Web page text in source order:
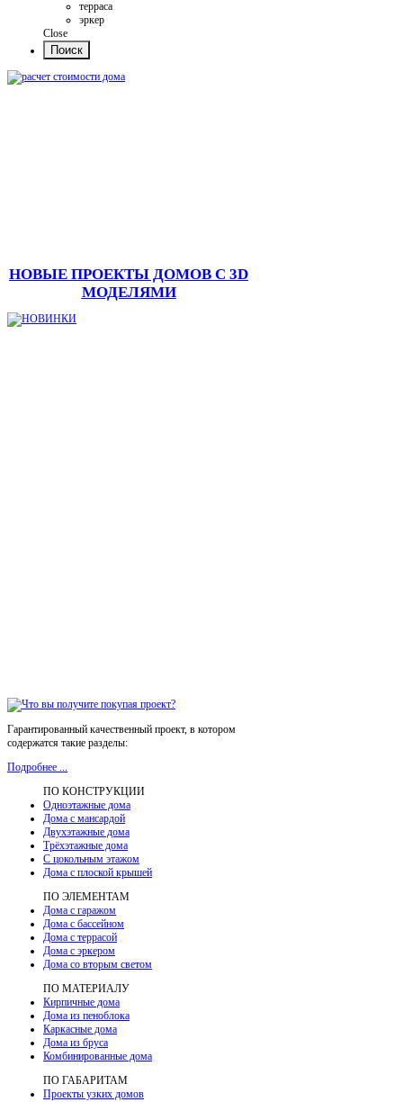
терраса
эркер
Close
НОВЫЕ ПРОЕКТЫ ДОМОВ С 3D
МОДЕЛЯМИ
Гарантированный качественный проект, в котором
содержатся такие разделы:
Подробнее ...
ПО КОНСТРУКЦИИ
Одноэтажные дома
Дома с мансардой
Двухэтажные дома
Трёхэтажные дома
С цокольным этажом
Дома с плоской крышей
ПО ЭЛЕМЕНТАМ
Дома с гаражом
Дома с бассейном
Дома с террасой
Дома с эркером
Дома со вторым светом
ПО МАТЕРИАЛУ
Кирпичные дома
Дома из пеноблока
Каркасные дома
Дома из бруса
Комбинированные дома
ПО ГАБАРИТАМ
Проекты узких домов